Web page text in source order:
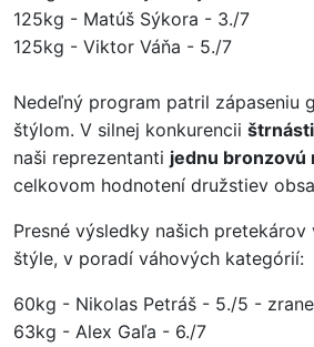
125kg - Matúš Sýkora - 3./7
125kg - Viktor Váňa - 5./7
Nedeľný program patril zápaseniu
štýlom. V silnej konkurencii
naši reprezentanti jednu bronzovú
celkovom hodnotení družstiev
Presné výsledky našich
štýle, v poradí váhových kategórií:
60kg - Nikolas Petráš - 5./5 -
63kg - Alex Gaľa - 6./7